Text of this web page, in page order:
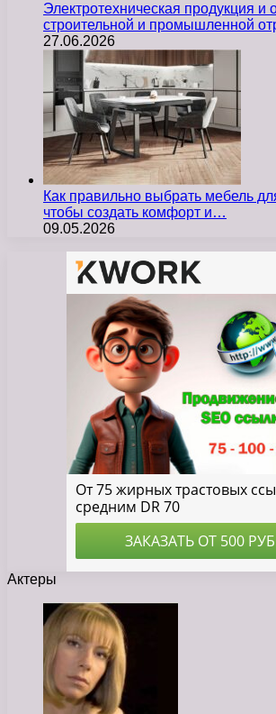
Электротехническая продукция и
строительной и промышленной
27.06.2026
Как правильно выбрать мебель
чтобы создать комфорт и…
09.05.2026
Актеры